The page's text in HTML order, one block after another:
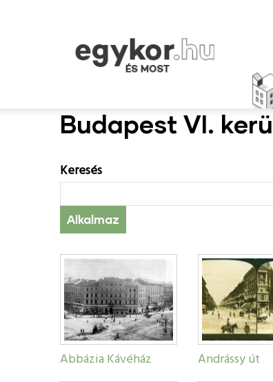
Budapest VI.
Keresés
Abbázia Kávéház Andrássy út